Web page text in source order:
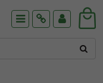
MenuInfoPanel